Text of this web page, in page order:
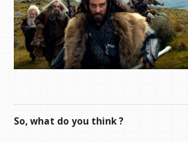
So, what do you think ?